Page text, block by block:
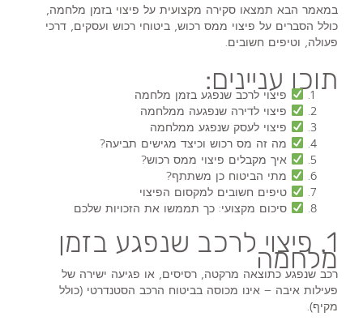
במאמר הבא תמצאו סקירה מקצועית על פיצוי בזמן מלחמה,
כולל הסברים על פיצוי ממס רכוש, ביטוחי רכוש ועסקים, דרכי
פעולה, וטיפים חשובים.
תוכן עניינים:
פיצוי לרכב שנפגע בזמן מלחמה
פיצוי לדירה שנפגעה ממלחמה
פיצוי לעסק שנפגע ממלחמה
מה זה מס רכוש וכיצד מגישים תביעה?
איך מקבלים פיצוי ממס רכוש?
מתי הביטוח כן משתתף?
טיפים חשובים למקסום הפיצוי
סיכום מקצועי: כך תממשו את הזכויות שלכם
1. פיצוי לרכב שנפגע בזמן
מלחמה
רכב שנפגע כתוצאה מרקטה, רסיסים, או פגיעה ישירה של
פעילות איבה –אינו מכוסה בביטוח הרכב הסטנדרטי (כולל
מקיף).